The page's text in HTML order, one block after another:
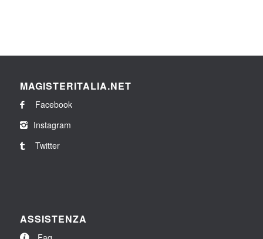
MAGISTERITALIA.NET
Facebook
Instagram
Twitter
ASSISTENZA